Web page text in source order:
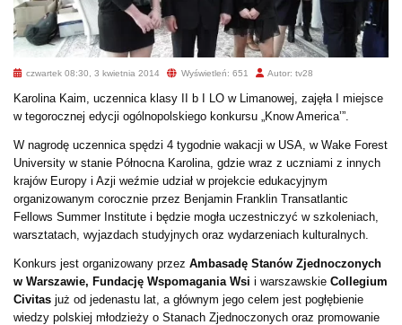
czwartek 08:30, 3 kwietnia 2014 Wyświetleń: 651 Autor: tv28
Karolina Kaim, uczennica klasy II b I LO w Limanowej, zajęła I miejsce
w tegorocznej edycji ogólnopolskiego konkursu „Know America’”.
W nagrodę uczennica spędzi 4 tygodnie wakacji w USA, w Wake Forest
University w stanie Północna Karolina, gdzie wraz z uczniami z innych
krajów Europy i Azji weźmie udział w projekcie edukacyjnym
organizowanym corocznie przez Benjamin Franklin Transatlantic
Fellows Summer Institute i będzie mogła uczestniczyć w szkoleniach,
warsztatach, wyjazdach studyjnych oraz wydarzeniach kulturalnych.
Konkurs jest organizowany przez Ambasadę Stanów Zjednoczonych
w Warszawie, Fundację Wspomagania Wsi i warszawskie Collegium
Civitas już od jedenastu lat, a głównym jego celem jest pogłębienie
wiedzy polskiej młodzieży o Stanach Zjednoczonych oraz promowanie